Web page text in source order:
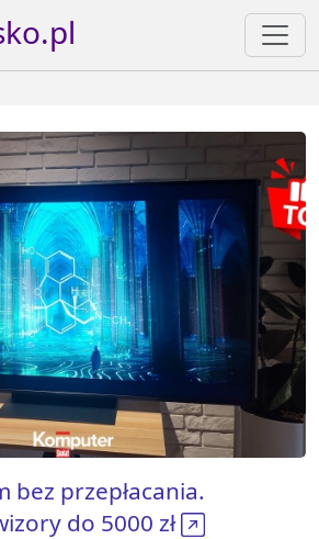
bez przepłacania.
do 5000 zł